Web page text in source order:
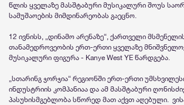
წლის ყველაზე მასშტაბური მუსიკალური შოუს
სამუშაოების მიმდინარეობას გაეცნო.
12 ივნისს, „დინამო არენაზე“, ქართველი
თანამედროვეობის ერთ-ერთი ყველაზე
მუსიკალური ფიგურა - Kanye West YE წარდგება.
„სთარინგ ჯორჯია“ რეგიონში ერთ-ერთი
ინდუსტრიის კომპანიაა და ამ მასშტაბური
პასუხისმგებლობა სწორედ მათ აქვთ აღებული.